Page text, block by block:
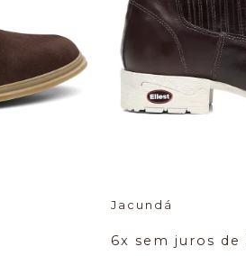
Jacundá
6x sem juros de